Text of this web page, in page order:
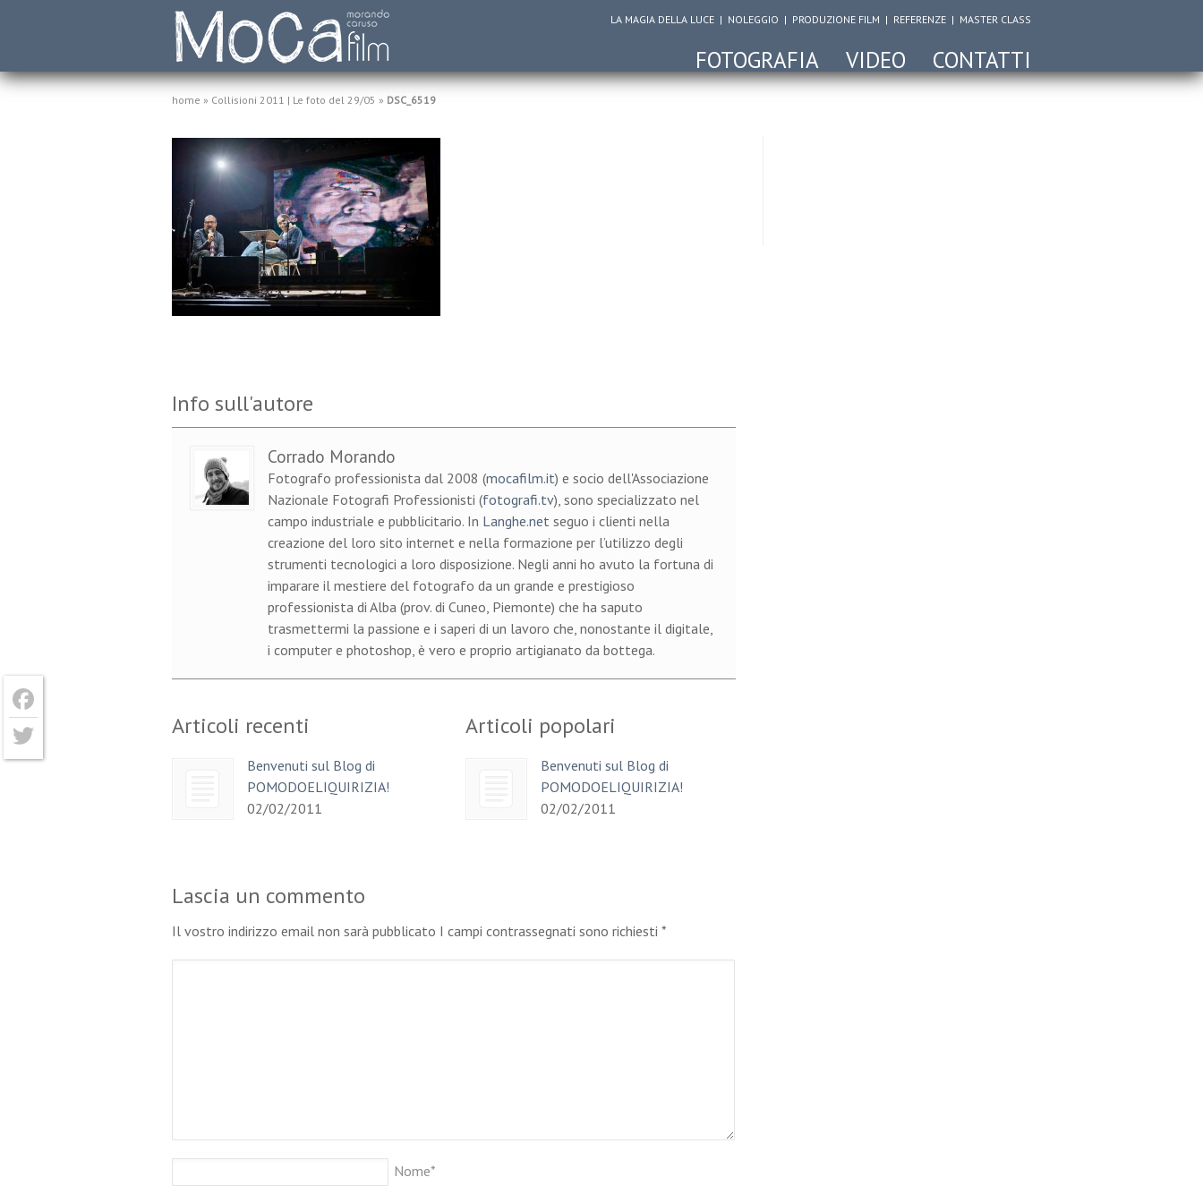
LA MAGIA DELLA LUCE | NOLEGGIO | PRODUZIONE FILM | REFERENZE | MASTER CLASS
FOTOGRAFIA VIDEO CONTATTI
home » Collisioni 2011 | Le foto del 29/05 » DSC_6519
Info sull'autore
Corrado Morando
Fotografo professionista dal 2008 (mocafilm.it) e socio dell'Associazione
Nazionale Fotografi Professionisti (fotografi.tv), sono specializzato nel
campo industriale e pubblicitario. In Langhe.net seguo i clienti nella
creazione del loro sito internet e nella formazione per l’utilizzo degli
strumenti tecnologici a loro disposizione. Negli anni ho avuto la fortuna di
imparare il mestiere del fotografo da un grande e prestigioso
professionista di Alba (prov. di Cuneo, Piemonte) che ha saputo
trasmettermi la passione e i saperi di un lavoro che, nonostante il digitale,
i computer e photoshop, è vero e proprio artigianato da bottega.
Articoli recenti
Benvenuti sul Blog di
POMODOELIQUIRIZIA!
02/02/2011
Articoli popolari
Benvenuti sul Blog di
POMODOELIQUIRIZIA!
02/02/2011
Lascia un commento
Il vostro indirizzo email non sarà pubblicato I campi contrassegnati sono richiesti *
Nome*
Facebook
Twitter